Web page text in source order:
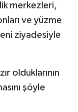
merkezleri,
ve yüzme
ziyadesiyle
olduklarının
şöyle